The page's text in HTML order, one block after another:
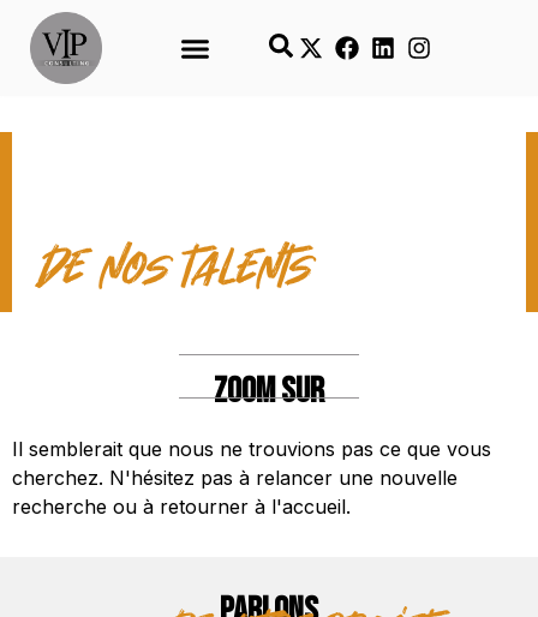
LES TEMPS FORTS
de nos talents
ZOOM SUR
Il semblerait que nous ne trouvions pas ce que vous
cherchez. N'hésitez pas à relancer une nouvelle
recherche ou à retourner à l'accueil.